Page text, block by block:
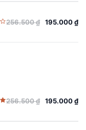
256.500₫ 195.000₫
256.500₫ 195.000₫